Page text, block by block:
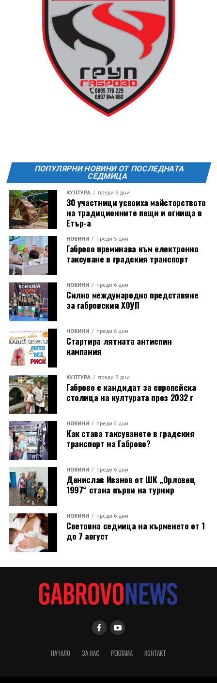
13 АВГУСТ (четвъртък)
19:00ч Групова тренировка с Йоанна Петрова от
20:00ч. Куиз вечер за обща култура
21:30ч. Прожекция на филма “Брънч за начинаещи”
Ще бъде хубаво – не някога и някъде, а тук и сега!
ПОПУЛЯРНИ НОВИНИ ОТ ПОСЛЕДНАТА
СЕДМИЦА
КУЛТУРА преди 6 дни
30 участници усвоиха майсторството
на традиционните пещи и огнища в
Етър-а
НОВИНИ преди 5 дни
Габрово преминава към електронно
таксуване в градския транспорт
НОВИНИ преди 6 дни
Силно международно представяне
за габровския ХОУП
НОВИНИ преди 6 дни
Стартира лятната антиспин
кампания
КУЛТУРА преди 3 дни
Габрово е кандидат за европейска
столица на културата през 2032 г
НОВИНИ преди 4 дни
Как става таксуването в градския
транспорт на Габрово?
НОВИНИ преди 6 дни
Денислав Иванов от ШК „Орловец
1997“ стана първи на турнир
НОВИНИ преди 6 дни
Световна седмица на кърменето от 1
до 7 август
НАЧАЛО ЗА НАС РЕКЛАМА КОНТАКТ